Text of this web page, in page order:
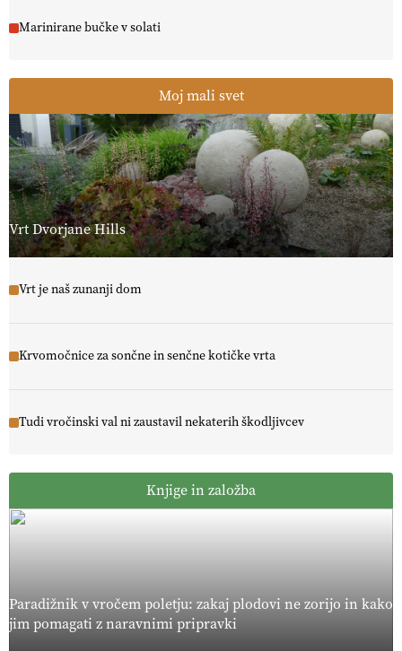
Marinirane bučke v solati
Moj mali svet
Vrt Dvorjane Hills
Vrt je naš zunanji dom
Krvomočnice za sončne in senčne kotičke vrta
Tudi vročinski val ni zaustavil nekaterih škodljivcev
Knjige in založba
Paradižnik v vročem poletju: zakaj plodovi ne zorijo in kako
jim pomagati z naravnimi pripravki